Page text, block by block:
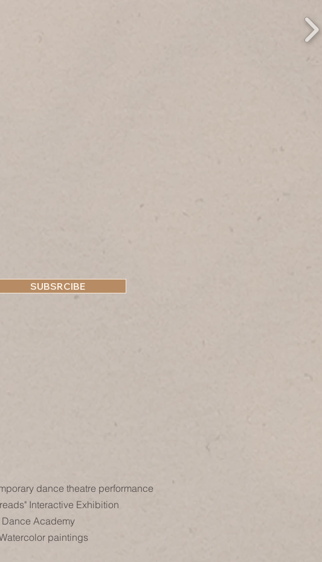
SUBSRCIBE
dance theatre performance
Interactive Exhibition
Dance Academy
paintings